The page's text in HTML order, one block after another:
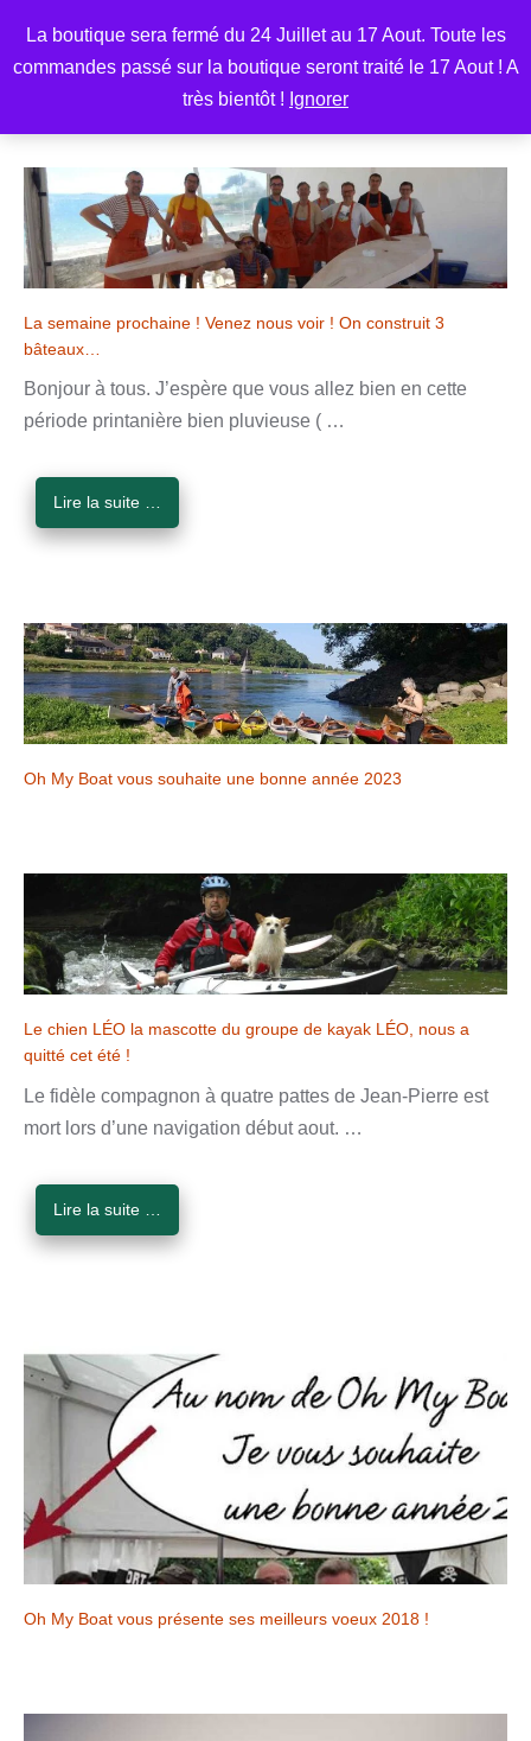
La boutique sera fermé du 24 Juillet au 17 Aout. Toute les
commandes passé sur la boutique seront traité le 17 Aout ! A
très bientôt ! Ignorer
contenu
Actualités
La semaine prochaine ! Venez nous voir ! On construit 3
bâteaux…
Bonjour à tous. J’espère que vous allez bien en cette
période printanière bien pluvieuse ( …
Lire la suite …
Oh My Boat vous souhaite une bonne année 2023
Le chien LÉO la mascotte du groupe de kayak LÉO, nous a
quitté cet été !
Le fidèle compagnon à quatre pattes de Jean-Pierre est
mort lors d’une navigation début aout. …
Lire la suite …
Oh My Boat vous présente ses meilleurs voeux 2018 !